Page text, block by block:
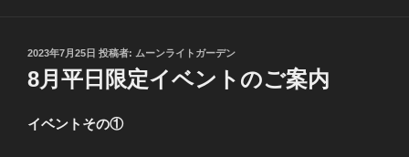
投
日:
2023年7月25日 投稿者: ムーンライトガーデン
8月平日限定イベントのご案内
イベントその①